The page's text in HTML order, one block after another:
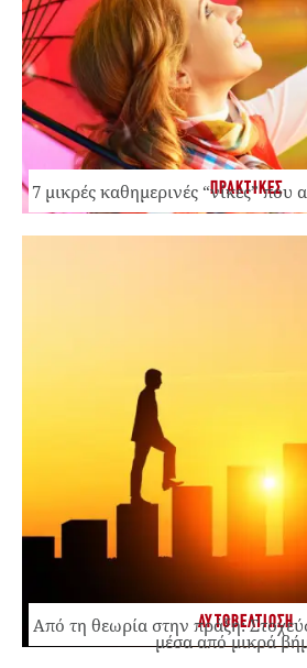
ΠΡΑΚΤΙΚΕΣ
7 μικρές καθημερινές “νίκες”
ΑΥΤΟΒΕΛΤΙΩΣΗ
Από τη θεωρία στην πράξη:
μέσα από μικρά